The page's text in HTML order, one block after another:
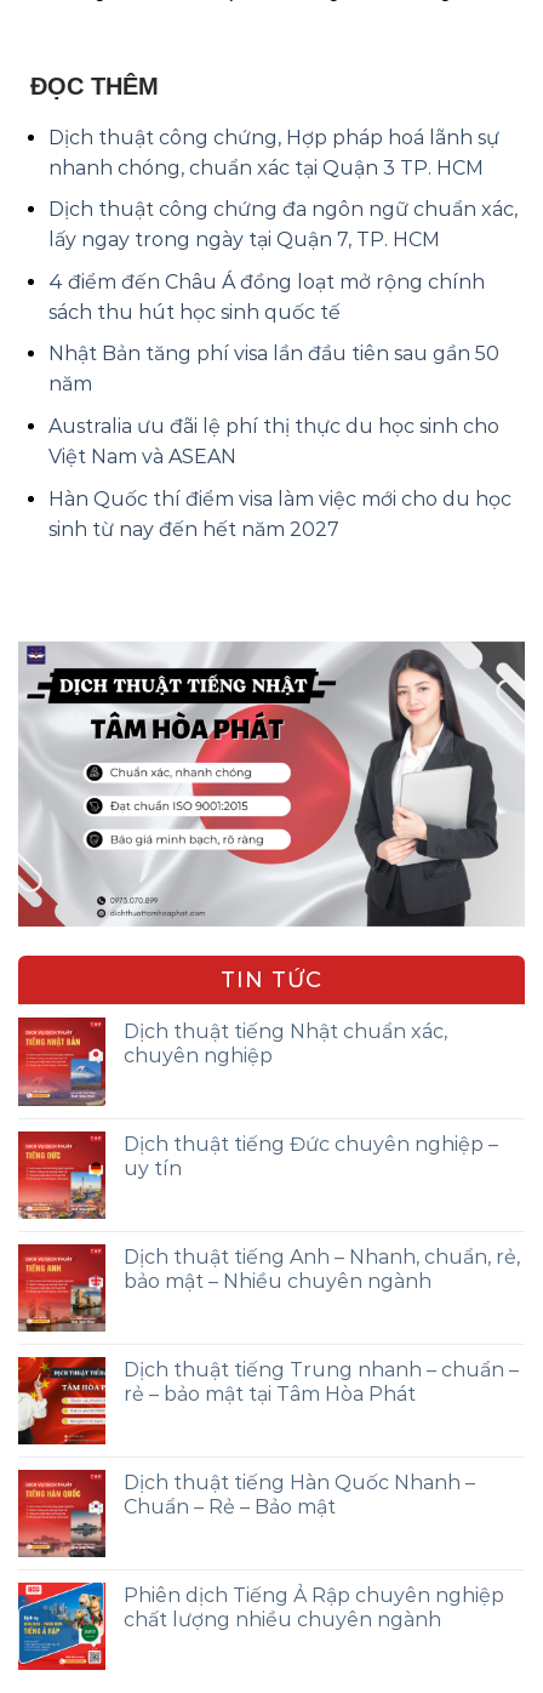
ĐỌC THÊM
Dịch thuật công chứng, Hợp pháp hoá lãnh sự
nhanh chóng, chuẩn xác tại Quận 3 TP. HCM
Dịch thuật công chứng đa ngôn ngữ chuẩn xác,
lấy ngay trong ngày tại Quận 7, TP. HCM
4 điểm đến Châu Á đồng loạt mở rộng chính
sách thu hút học sinh quốc tế
Nhật Bản tăng phí visa lần đầu tiên sau gần 50
năm
Australia ưu đãi lệ phí thị thực du học sinh cho
Việt Nam và ASEAN
Hàn Quốc thí điểm visa làm việc mới cho du học
sinh từ nay đến hết năm 2027
TIN TỨC
Dịch thuật tiếng Nhật chuẩn xác,
chuyên nghiệp
Dịch thuật tiếng Đức chuyên nghiệp –
uy tín
Dịch thuật tiếng Anh – Nhanh, chuẩn, rẻ,
bảo mật – Nhiều chuyên ngành
Dịch thuật tiếng Trung nhanh – chuẩn –
rẻ – bảo mật tại Tâm Hòa Phát
Dịch thuật tiếng Hàn Quốc Nhanh –
Chuẩn – Rẻ – Bảo mật
Phiên dịch Tiếng Ả Rập chuyên nghiệp
chất lượng nhiều chuyên ngành